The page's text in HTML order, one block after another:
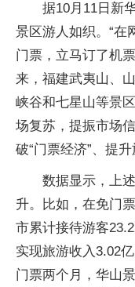
据10月11日新
景区游人如织。“在
门票，立马订了机
来，福建武夷山、
峡谷和七星山等景
场复苏，提振市场
破“门票经济”、提
数据显示，上
升。比如，在免门
市累计接待游客
实现旅游收入3.02
门票两个月，华山